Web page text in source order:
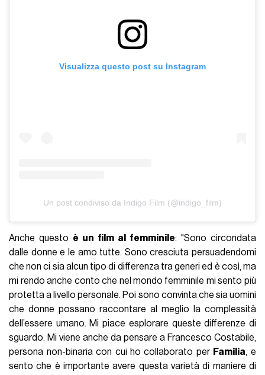
Visualizza questo post su Instagram
Un post condiviso da Indigo Film (@indigo_film)
Anche questo è un film al femminile: "Sono circondata
dalle donne e le amo tutte. Sono cresciuta persuadendomi
che non ci sia alcun tipo di differenza tra generi ed è così, ma
mi rendo anche conto che nel mondo femminile mi sento più
protetta a livello personale. Poi sono convinta che sia uomini
che donne possano raccontare al meglio la complessità
dell’essere umano. Mi piace esplorare queste differenze di
sguardo. Mi viene anche da pensare a Francesco Costabile,
persona non-binaria con cui ho collaborato per Familia, e
sento che è importante avere questa varietà di maniere di